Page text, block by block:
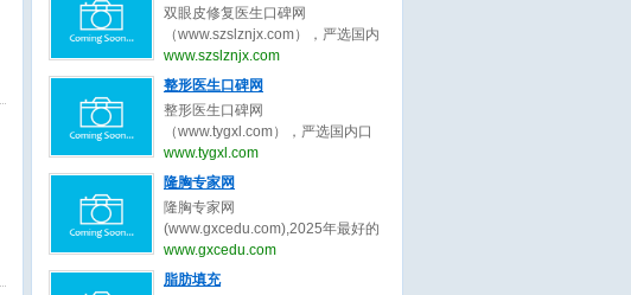
者整形决策提出最真实的双眼皮医
美评价参考。做双眼皮医美前，先
上双眼皮医生口碑网。
双眼皮修复医生口碑网
（www.szslznjx.com），严选国内
口碑最好的双眼皮修复医生，收集
全网最真实的关于眼修复医生、双
眼修复求美者整形决策提出最真实
的眼修复医美评价参考。做双眼皮
修复前，先上双眼皮修复医生口碑
网。
www.szslznjx.com
整形医生口碑网
整形医生口碑网
（www.tygxl.com），严选国内口
碑最好的整形医生，收集全网最真
实的关于整形医生、整容医生的最
出最真实的医美评价参考。整容
前，先上整形医生口碑网
www.tygxl.com
隆胸专家网
隆胸专家网
(www.gxcedu.com),2025年最好的
隆胸专家预约排行榜。隆胸专家
网，提供,许扬滨,李胜旭,郑志芳,林
www.gxcedu.com
脂肪填充